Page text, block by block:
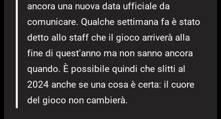
ancora una nuova data ufficiale da
comunicare. Qualche settimana fa è stato
detto allo staff che il gioco arriverà alla
fine di quest’anno ma non sanno ancora
quando. È possibile quindi che slitti al
2024 anche se una cosa è certa: il cuore
del gioco non cambierà.